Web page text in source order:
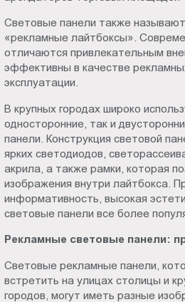
Световые панели также
«рекламные лайтбоксы».
отличаются привлекательным
эффективны в качестве
эксплуатации.
В крупных городах широко
односторонние, так и
панели. Конструкция световой
ярких светодиодов,
акрила, а также рамки, которая
изображения внутри лайтбокса.
информативность, высокая
световые панели все более
Рекламные световые панели:
Световые рекламные панели,
встретить на улицах столицы и
городов, могут иметь разные
9.00-
18.00
Сб.,
Вс.: